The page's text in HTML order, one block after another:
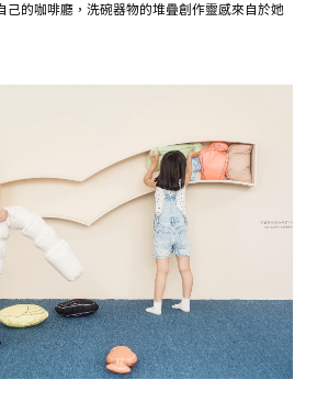
己的咖啡廳，洗碗器物的堆疊創作靈感來自於她